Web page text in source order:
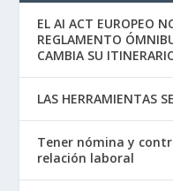
EL AI ACT EUROPEO
REGLAMENTO
CAMBIA SU
LAS HERRAMIENTAS
Tener nómina y
relación laboral